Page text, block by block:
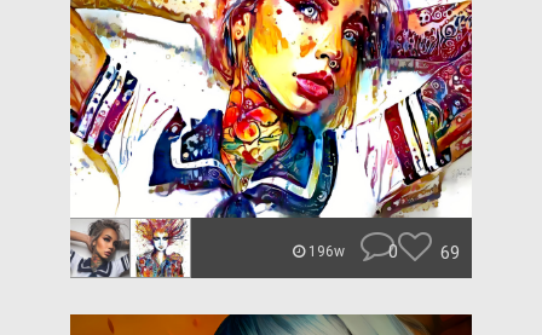
196w 0 69